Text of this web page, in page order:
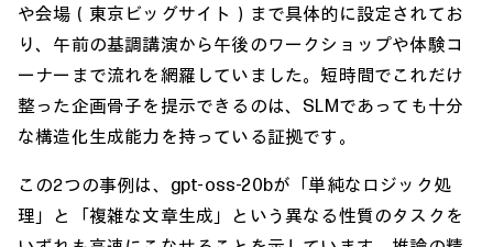
や会場（東京ビッグサイト）まで具体的に設定されてお
り、午前の基調講演から午後のワークショップや体験コ
ーナーまで流れを網羅していました。短時間でこれだけ
整った企画骨子を提示できるのは、SLMであっても十分
な構造化生成能力を持っている証拠です。
この2つの事例は、gpt-oss-20bが「単純なロジック処
理」と「複雑な文章生成」という異なる性質のタスクを